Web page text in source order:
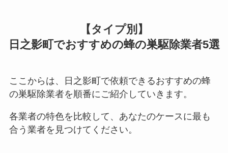
【タイプ別】
日之影町でおすすめの蜂の巣駆除業者5選
ここからは、日之影町で依頼できるおすすめの蜂
の巣駆除業者を順番にご紹介していきます。
各業者の特色を比較して、あなたのケースに最も
合う業者を見つけてください。